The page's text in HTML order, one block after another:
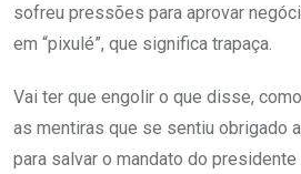
sofreu pressões para aprovar
em “pixulé”, que significa trapaça.
Vai ter que engolir o que disse,
as mentiras que se sentiu obrigado
para salvar o mandato do